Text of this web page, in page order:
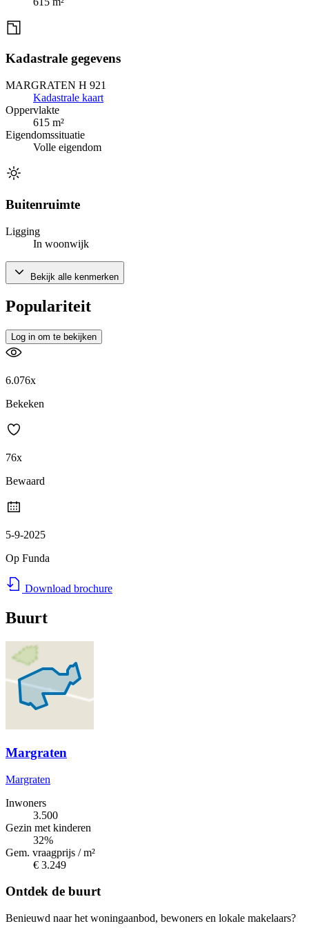
Kadastrale gegevens
MARGRATEN H 921
Kadastrale kaart
Oppervlakte
615 m²
Eigendomssituatie
Volle eigendom
Buitenruimte
Ligging
In woonwijk
Bekijk alle kenmerken
Populariteit
Log in om te bekijken
6.076x
Bekeken
76x
Bewaard
5-9-2025
Op Funda
Download brochure
Buurt
Margraten
Margraten
Inwoners
3.500
Gezin met kinderen
32%
Gem. vraagprijs / m²
€ 3.249
Ontdek de buurt
Benieuwd naar het woningaanbod, bewoners en lokale makelaars?